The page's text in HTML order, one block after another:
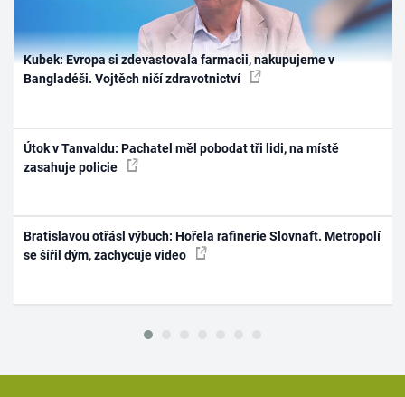
Kubek: Evropa si zdevastovala farmacii, nakupujeme v
Bangladéši. Vojtěch ničí zdravotnictví
Útok v Tanvaldu: Pachatel měl pobodat tři lidi, na místě
zasahuje policie
Bratislavou otřásl výbuch: Hořela rafinerie Slovnaft. Metropolí
se šířil dým, zachycuje video